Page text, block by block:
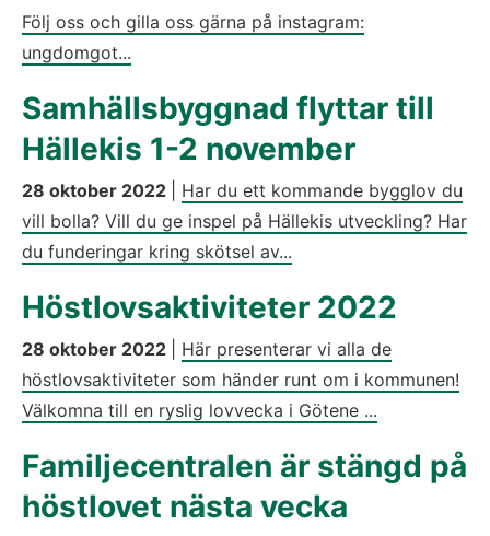
Följ oss och gilla oss gärna på instagram:
ungdomgot...
Samhällsbyggnad flyttar till
Hällekis 1-2 november
28 oktober 2022
Har du ett kommande bygglov du
vill bolla? Vill du ge inspel på Hällekis utveckling? Har
du funderingar kring skötsel av...
Höstlovsaktiviteter 2022
28 oktober 2022
Här presenterar vi alla de
höstlovsaktiviteter som händer runt om i kommunen!
Välkomna till en ryslig lovvecka i Götene ...
Familjecentralen är stängd på
höstlovet nästa vecka